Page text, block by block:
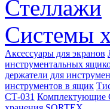
Стеллажи
Системы
Аксессуары для экранов
инструментальных
держатели для
инструментов в ящик
СТ-031 Комплектующие